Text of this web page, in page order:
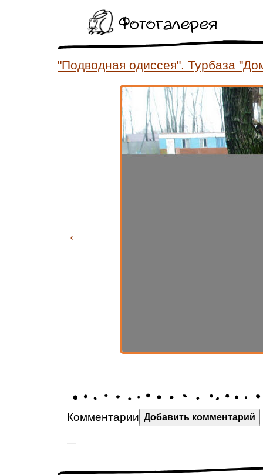
Фотогалерея
"Подводная одиссея". Турбаза
←
Комментарии Добавить комментарий
—